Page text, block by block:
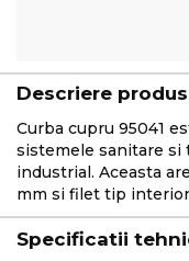
Descriere produs
Curba cupru 95041
sistemele sanitare si
industrial. Aceasta
mm si filet tip
Specificatii